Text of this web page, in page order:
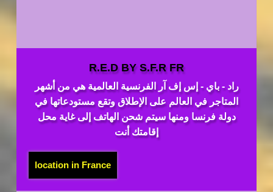
R.E.D BY S.F.R FR
راد - باي - إس إف آر الفرنسية العالمية هي من أشهر
المتاجر في العالم على الإطلاق وتقع مستودعاتها في
دولة فرنسا ومنها سيتم شحن الهاتف إلى غاية محل
إقامتك أنت
location in France